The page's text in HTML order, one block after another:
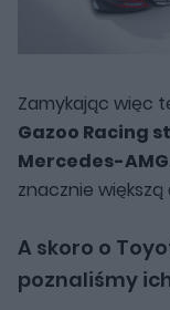
Zamykając więc
Gazoo Racing
Mercedes-
znacznie
A skoro o
poznaliśmy